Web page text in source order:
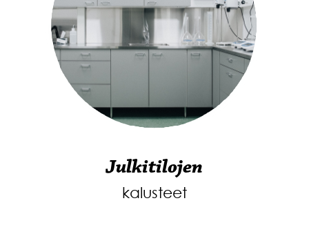
Julkitilojen
kalusteet